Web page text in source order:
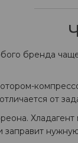
бренда
от
заправит